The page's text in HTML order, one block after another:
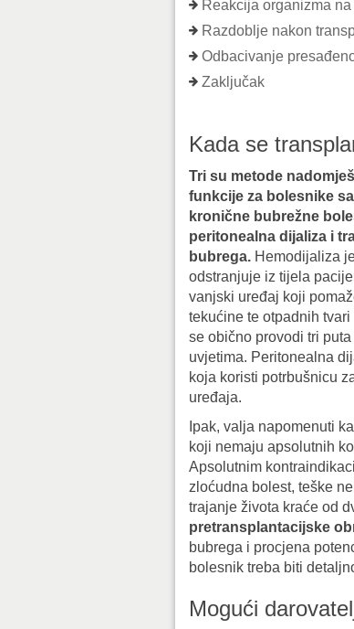
Reakcija organizma
Razdoblje nakon
Odbacivanje
Zaključak
Kada se
Tri su metode
funkcije za bolesnike
kronične bubrežne
peritonealna dijaliza i
bubrega. Hemodijaliza
odstranjuje iz tijela
vanjski uređaj koji
tekućine te otpadnih
se obično provodi tri
uvjetima. Peritonealna
koja koristi potrbušnicu
uređaja.
Ipak, valja napomenuti
koji nemaju apsolutnih
Apsolutnim
zloćudna bolest, teške
trajanje života kraće od
pretransplantacijske
bubrega i procjena
bolesnik treba biti
Mogući